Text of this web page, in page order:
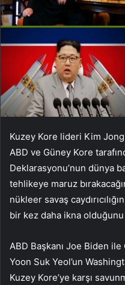
Kuzey Kore lideri Kim
ABD ve Güney Kore
Deklarasyonu’nun dünya
tehlikeye maruz
nükleer savaş
bir kez daha ikna
ABD Başkanı Joe Biden
Yoon Suk Yeol’un
Kuzey Kore’ye karşı